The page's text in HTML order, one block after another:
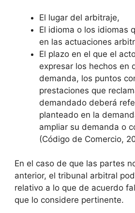
El lugar del arbitraje,
El idioma o los idiomas
en las actuaciones
El plazo en el que el
expresar los hechos en
demanda, los puntos
prestaciones que
demandado deberá
planteado en la
ampliar su demanda o
(Código de Comercio,
En el caso de que las partes
anterior, el tribunal arbitral
relativo a lo que de acuerdo
que lo considere pertinente.